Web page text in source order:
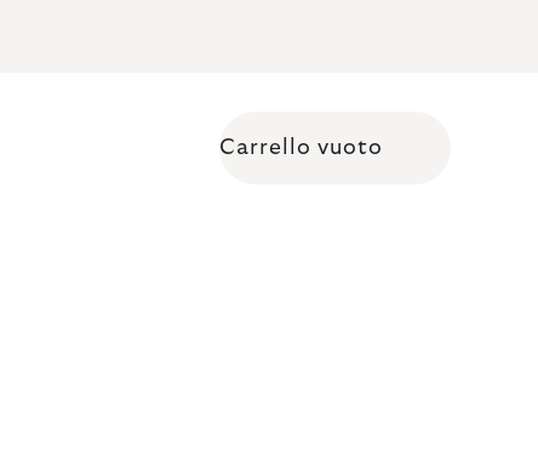
Carrello vuoto